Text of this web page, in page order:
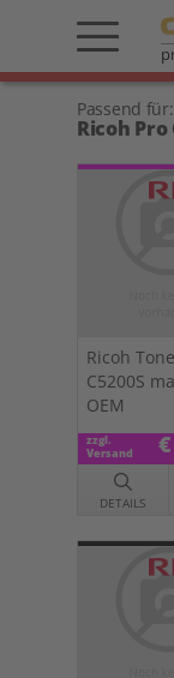
Passend für:
Ricoh Pro
Ricoh
C5200S
OEM
zzgl.
Versand
DETAILS